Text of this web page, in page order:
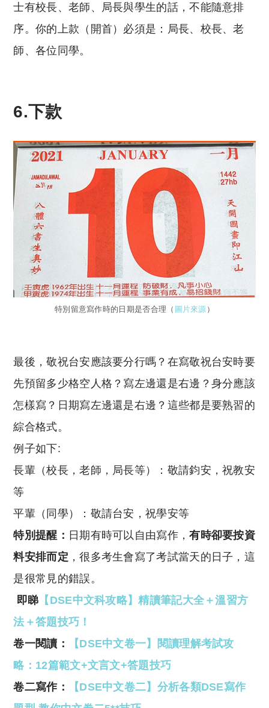
士有校長、老師、局長與學生的話，不能隨意排
序。你的上款（開首）必須是：局長、校長、老
師、各位同學。
6.下款
特別留意寫作時的日期是否合理（ 圖片來源 ）
最後，敬祝台安應該要分行嗎？在寫敬祝台安時要
先預留多少格空人格？寫左邊還是右邊？身分應該
怎樣寫？日期寫左邊還是右邊？這些都是要熟習的
綜合格式。
例子如下:
長輩（校長，老師，局長等）：敬請鈞安，祝教安
等
平輩（同學）：敬請台安，祝學安等
特別提醒： 日期有時可以自由寫作，有時卻要按資
料安排而定 ，很多考生會寫了考試當天的日子，這
是很常見的錯誤。
即睇 【DSE中文科攻略】精讀筆記大全＋溫習方
法＋答題技巧！
卷一閱讀：
【DSE中文卷一】閱讀理解考試攻
略：12篇範文+文言文+答題技巧
卷二寫作：
【DSE中文卷二】分析各類DSE寫作